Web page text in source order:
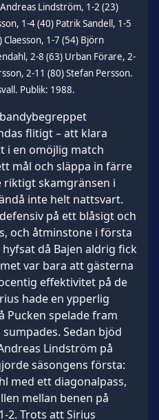
Lindström, 1-2 (23)
1-4 (40) Patrik Sandell, 1-5
Claesson, 1-7 (54) Björn
2-8 (63) Urban Förare, 2-
2-11 (80) Stefan Persson.
Publik: 1988.
flitigt – att klara
i en omöjlig match
mål och släppa in färre
riktigt skamgränsen i
inte helt nattsvart.
på ett blåsigt och
och åtminstone i första
då Bajen aldrig fick
var bara att gästerna
effektivitet på de
hade en ypperlig
Pucken spelade fram
Sedan bjöd
Lindström på
säsongens första:
med ett diagonalpass,
mellan benen på
2. Trots att Sirius